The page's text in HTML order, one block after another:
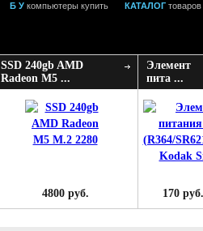
Б У компьютеры купить КАТАЛОГ товаров
SSD 240gb AMD
Radeon M5 ...
4800 руб.
Элемент
пита ...
170 руб.